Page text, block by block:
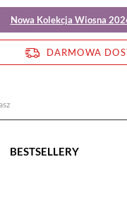
Nowa Kolekcja Wiosna
DARMOWA
BESTSELLERY